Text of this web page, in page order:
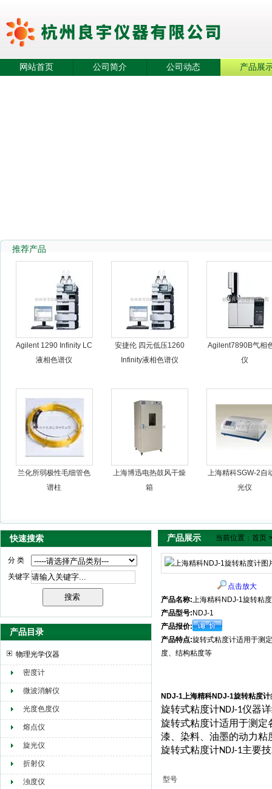
杭州良宇仪器有限公司
网站首页 公司简介 公司动态 产品展
推荐产品
Agilent 1290 Infinity LC
液相色谱仪
安捷伦 四元低压1260
Infinity液相色谱仪
Agilent7890B气相
仪
兰化所弱极性毛细管色
谱柱
上海博迅电热鼓风干燥
箱
上海精科SGW-2自
光仪
快速搜索
分 类
关键字
产品目录
物理光学仪器
密度计
微波消解仪
光度色度仪
熔点仪
旋光仪
折射仪
浊度仪
产品展示 当前位置： 首页
点击放大
产品名称:上海精科NDJ-1旋转粘
产品型号: NDJ-1
产品报价:
产品特点:旋转式粘度计适用于测
度、结构粘度等
NDJ-1上海精科NDJ-1旋转粘度计
旋转式粘度计NDJ-1仪器
旋转式粘度计适用于测定
漆、染料、油墨的动力粘
旋转式粘度计NDJ-1主要
型号